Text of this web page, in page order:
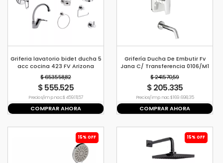
Griferia lavatorio bidet ducha 5
acc cocina 423 FV Arizona
$ 653.558,82
$ 555.525
Precio s/imp. nac. $ 459.111,57
COMPRAR AHORA
Grifería Ducha De Embutir Fv
Jana C/ Transferencia 0106/M1
$ 241.570,59
$ 205.335
Precio s/imp. nac. $ 169.698,35
COMPRAR AHORA
15% OFF 15% OFF